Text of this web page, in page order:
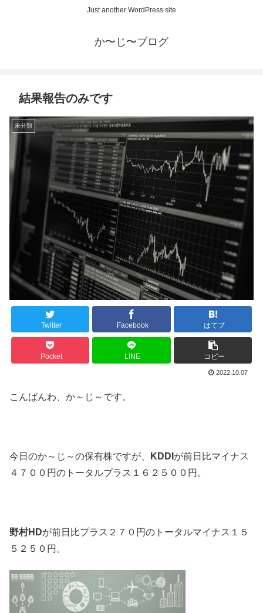
Just another WordPress site
か〜じ〜ブログ
結果報告のみです
未分類
Twitter Facebook はてブ
Pocket LINE コピー
2022.10.07
こんばんわ、か～じ～です。
今日のか～じ～の保有株ですが、 KDDI が前日比マイナス
４７００円のトータルプラス１６２５００円。
野村HDが前日比プラス２７０円のトータルマイナス１５
５２５０円。